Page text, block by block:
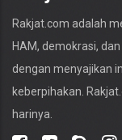
Rakjat.com adalah
HAM, demokrasi,
dengan menyajikan
keberpihakan.
harinya.